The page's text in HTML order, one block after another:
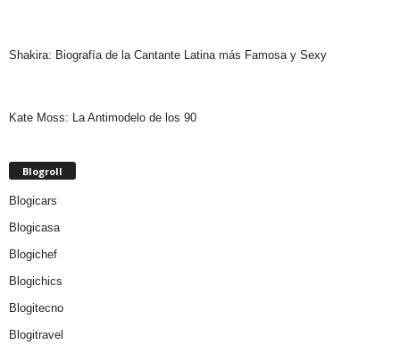
Shakira: Biografía de la Cantante Latina más Famosa y Sexy
Kate Moss: La Antimodelo de los 90
Blogroll
Blogicars
Blogicasa
Blogichef
Blogichics
Blogitecno
Blogitravel